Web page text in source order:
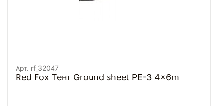
Арт. rf_32047
Red Fox Тент Ground sheet PE-3 4x6m